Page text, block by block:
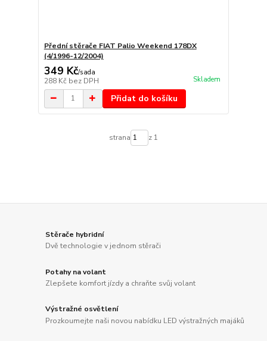
Přední stěrače FIAT Palio Weekend 178DX
(4/1996-12/2004)
349 Kč/sada
288 Kč bez DPH Skladem
Přidat do košíku
strana z 1
Stěrače hybridní
Dvě technologie v jednom stěrači
Potahy na volant
Zlepšete komfort jízdy a chraňte svůj volant
Výstražné osvětlení
Prozkoumejte naši novou nabídku LED výstražných majáků